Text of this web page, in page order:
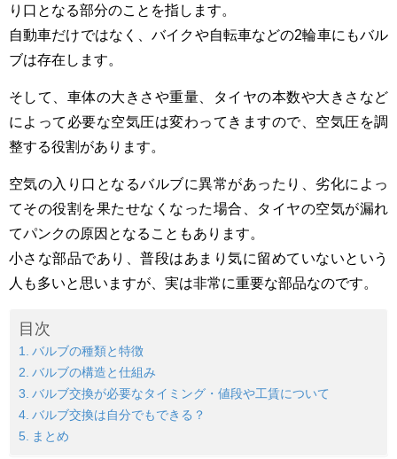
り口となる部分のことを指します。
自動車だけではなく、バイクや自転車などの2輪車にもバル
ブは存在します。
そして、車体の大きさや重量、タイヤの本数や大きさなど
によって必要な空気圧は変わってきますので、空気圧を調
整する役割があります。
空気の入り口となるバルブに異常があったり、劣化によっ
てその役割を果たせなくなった場合、タイヤの空気が漏れ
てパンクの原因となることもあります。
小さな部品であり、普段はあまり気に留めていないという
人も多いと思いますが、実は非常に重要な部品なのです。
目次
バルブの種類と特徴
バルブの構造と仕組み
バルブ交換が必要なタイミング・値段や工賃について
バルブ交換は自分でもできる？
まとめ